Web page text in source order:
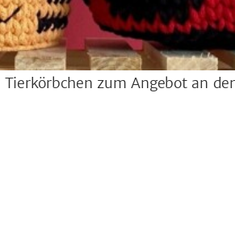
zum Angebot an